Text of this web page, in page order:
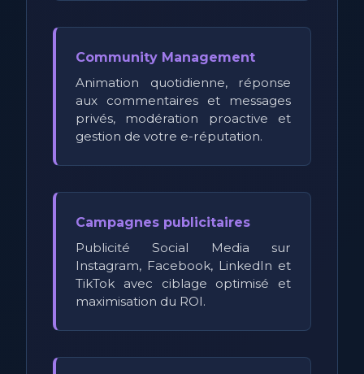
Community Management
Animation quotidienne, réponse
aux commentaires et messages
privés, modération proactive et
gestion de votre e-réputation.
Campagnes publicitaires
Publicité Social Media sur
Instagram, Facebook, LinkedIn et
TikTok avec ciblage optimisé et
maximisation du ROI.